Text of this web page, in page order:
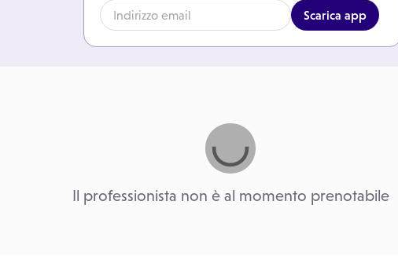
Scarica app
Il professionista non è al momento prenotabile